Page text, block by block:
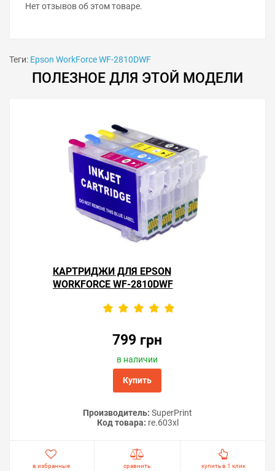
Нет отзывов об этом товаре.
Теги: Epson WorkForce WF-2810DWF
ПОЛЕЗНОЕ ДЛЯ ЭТОЙ МОДЕЛИ
КАРТРИДЖИ ДЛЯ EPSON
WORKFORCE WF-2810DWF
799 грн
в наличии
Купить
Производитель: SuperPrint
Код товара: re.603xl
в избранные сравнить купить в 1 клик